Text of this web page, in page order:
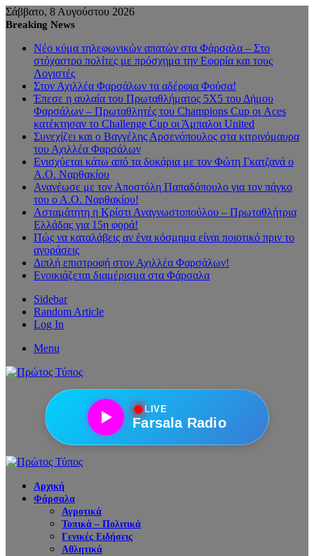
Σάββατο, 8 Αυγούστου 2026
Breaking News
Νέο κύμα τηλεφωνικών απατών στα Φάρσαλα – Στο
στόχαστρο πολίτες με πρόσχημα την Εφορία και τους
Λογιστές
Στον Αχιλλέα Φαρσάλων τα αδέρφια Φούσα!
Έπεσε η αυλαία του Πρωταθλήματος 5Χ5 του Δήμου
Φαρσάλων – Πρωταθλητές του Champions Cup οι Aces
κατέκτησαν το Challenge Cup οι Άμπαλοι United
Συνεχίζει και ο Βαγγέλης Αρσενόπουλος στα κιτρινόμαυρα
του Αχιλλέα Φαρσάλων
Ενισχύεται κάτω από τα δοκάρια με τον Φώτη Γκατζανά ο
Α.Ο. Ναρθακίου
Ανανέωσε με τον Αποστόλη Παπαδόπουλο για τον πάγκο
του ο Α.Ο. Ναρθακίου!
Ασταμάτητη η Κρίστι Αναγνωστοπούλου – Πρωταθλήτρια
Ελλάδας για 15η φορά!
Πώς να καταλάβεις αν ένα κόσμημα είναι ποιοτικό πριν το
αγοράσεις
Διπλή επιστροφή στον Αχιλλέα Φαρσάλων!
Ενοικιάζεται διαμέρισμα στα Φάρσαλα
Sidebar
Random Article
Log In
Menu
●LIVE
Farsala Radio
Αρχική
Φάρσαλα
Αγροτικά
Τοπικά – Πολιτικά
Γενικές Ειδήσεις
Αθλητικά